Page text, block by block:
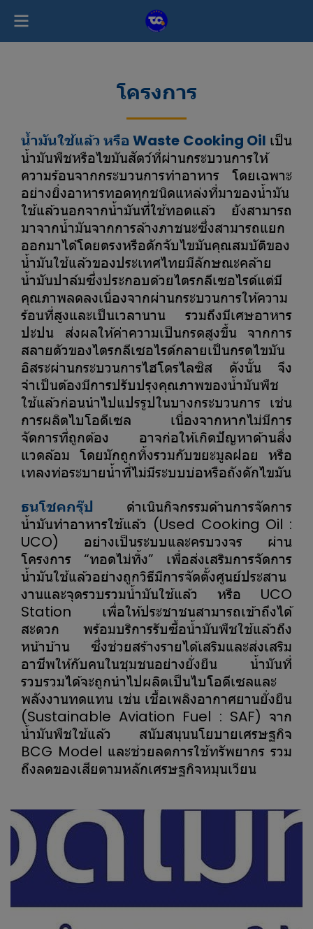
โครงการ
น้ำมันใช้แล้ว หรือ Waste Cooking Oil เป็น
น้ำมันพืชหรือไขมันสัตว์ที่ผ่านกระบวนการให้
ความร้อนจากกระบวนการทำอาหาร โดยเฉพาะ
อย่างยิ่งอาหารทอดทุกชนิดแหล่งที่มาของน้ำมัน
ใช้แล้วนอกจากน้ำมันที่ใช้ทอดแล้ว ยังสามารถ
มาจากน้ำมันจากการล้างภาชนะซึ่งสามารถแยก
ออกมาได้โดยตรงหรือดักจับไขมันคุณสมบัติของ
น้ำมันใช้แล้วของประเทศไทยมีลักษณะคล้าย
น้ำมันปาล์มซึ่งประกอบด้วยไตรกลีเซอไรด์แต่มี
คุณภาพลดลงเนื่องจากผ่านกระบวนการให้ความ
ร้อนที่สูงและเป็นเวลานาน รวมถึงมีเศษอาหาร
ปะปน ส่งผลให้ค่าความเป็นกรดสูงขึ้น จากการ
สลายตัวของไตรกลีเซอไรด์กลายเป็นกรดไขมัน
อิสระผ่านกระบวนการไฮโดรไลซิส ดังนั้น จึง
จำเป็นต้องมีการปรับปรุงคุณภาพของน้ำมันพืช
ใช้แล้วก่อนนำไปแปรรูปในบางกระบวนการ เช่น
การผลิตไบโอดีเซล เนื่องจากหากไม่มีการ
จัดการที่ถูกต้อง อาจก่อให้เกิดปัญหาด้านสิ่ง
แวดล้อม โดยมักถูกทิ้งรวมกับขยะมูลฝอย หรือ
เทลงท่อระบายน้ำที่ไม่มีระบบบ่อหรือถังดักไขมัน
ธนโชคกรุ๊ป ดำเนินกิจกรรมด้านการจัดการ
น้ำมันทำอาหารใช้แล้ว (Used Cooking Oil :
UCO) อย่างเป็นระบบและครบวงจร ผ่าน
โครงการ “ทอดไม่ทิ้ง” เพื่อส่งเสริมการจัดการ
น้ำมันใช้แล้วอย่างถูกวิธีมีการจัดตั้งศูนย์ประสาน
งานและจุดรวบรวมน้ำมันใช้แล้ว หรือ UCO
Station เพื่อให้ประชาชนสามารถเข้าถึงได้
สะดวก พร้อมบริการรับซื้อน้ำมันพืชใช้แล้วถึง
หน้าบ้าน ซึ่งช่วยสร้างรายได้เสริมและส่งเสริม
อาชีพให้กับคนในชุมชนอย่างยั่งยืน น้ำมันที่
รวบรวมได้จะถูกนำไปผลิตเป็นไบโอดีเซลและ
พลังงานทดแทน เช่น เชื้อเพลิงอากาศยานยั่งยืน
(Sustainable Aviation Fuel : SAF) จาก
น้ำมันพืชใช้แล้ว สนับสนุนนโยบายเศรษฐกิจ
BCG Model และช่วยลดการใช้ทรัพยากร รวม
ถึงลดของเสียตามหลักเศรษฐกิจหมุนเวียน